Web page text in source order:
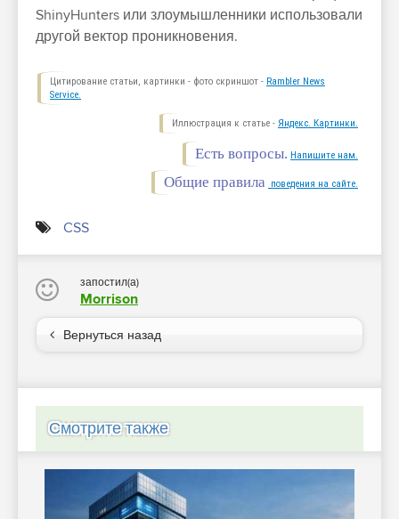
ShinyHunters или злоумышленники использовали
другой вектор проникновения.
Цитирование статьи, картинки - фото скриншот - Rambler News
Service.
Иллюстрация к статье - Яндекс. Картинки.
Есть вопросы. Напишите нам.
Общие правила поведения на сайте.
CSS
запостил(а)
Morrison
Вернуться назад
Смотрите также